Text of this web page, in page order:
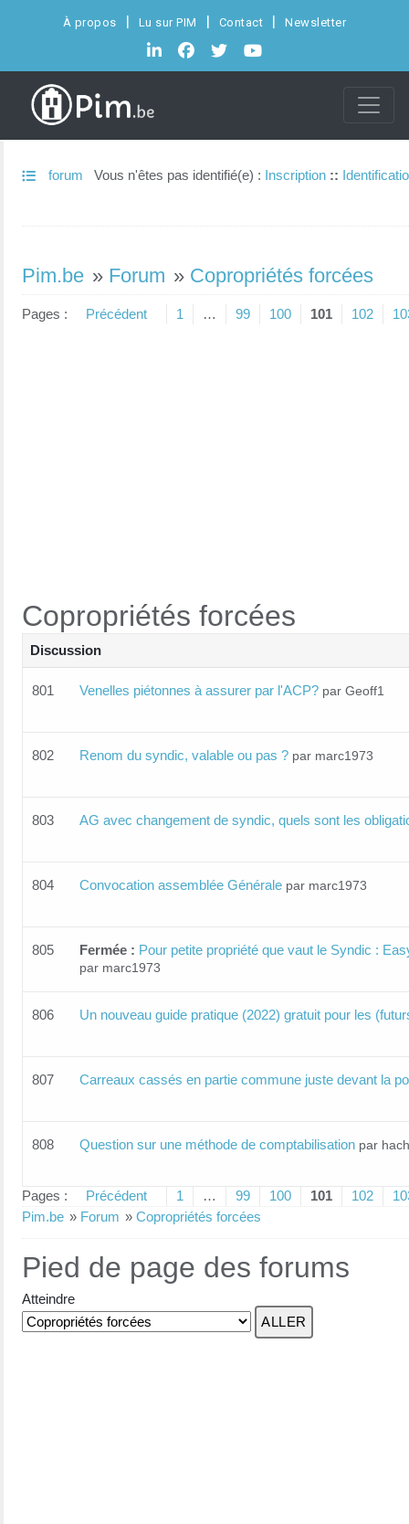
À propos Lu sur PIM Contact Newsletter
forum Vous n'êtes pas identifié(e) : Inscription ::
Pim.be » Forum » Copropriétés forcées
Pages : Précédent 1 … 99 100 101 102
Copropriétés forcées
Discussion
801 Venelles piétonnes à assurer par l'ACP? par Geoff1
802 Renom du syndic, valable ou pas ? par marc1973
803 AG avec changement de syndic, quels sont les
804 Convocation assemblée Générale par marc1973
805 Fermée : Pour petite propriété que vaut le Syndic :
par marc1973
806 Un nouveau guide pratique (2022) gratuit pour les
807 Carreaux cassés en partie commune juste devant la
808 Question sur une méthode de comptabilisation par
Pages : Précédent 1 … 99 100 101 102
Pim.be » Forum » Copropriétés forcées
Pied de page des forums
Atteindre